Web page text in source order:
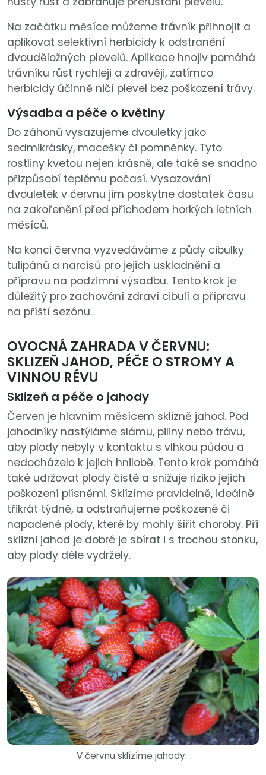
Na začátku měsíce můžeme trávník přihnojit a
aplikovat selektivní herbicidy k odstranění
dvouděložných plevelů. Aplikace hnojiv pomáhá
trávníku růst rychleji a zdravěji, zatímco
herbicidy účinně ničí plevel bez poškození trávy.
Výsadba a péče o květiny
Do záhonů vysazujeme dvouletky jako
sedmikrásky, macešky či pomněnky. Tyto
rostliny kvetou nejen krásně, ale také se snadno
přizpůsobí teplému počasí. Vysazování
dvouletek v červnu jim poskytne dostatek času
na zakořenění před příchodem horkých letních
měsíců.
Na konci června vyzvedáváme z půdy cibulky
tulipánů a narcisů pro jejich uskladnění a
přípravu na podzimní výsadbu. Tento krok je
důležitý pro zachování zdraví cibulí a přípravu
na příští sezónu.
OVOCNÁ ZAHRADA V ČERVNU:
SKLIZEŇ JAHOD, PÉČE O STROMY A
VINNOU RÉVU
Sklizeň a péče o jahody
Červen je hlavním měsícem sklizně jahod. Pod
jahodníky nastýláme slámu, piliny nebo trávu,
aby plody nebyly v kontaktu s vlhkou půdou a
nedocházelo k jejich hnilobě. Tento krok pomáhá
také udržovat plody čisté a snižuje riziko jejich
poškození plísněmi. Sklízíme pravidelně, ideálně
třikrát týdně, a odstraňujeme poškozené či
napadené plody, které by mohly šířit choroby. Při
sklizni jahod je dobré je sbírat i s trochou stonku,
aby plody déle vydržely.
V červnu sklízíme jahody.